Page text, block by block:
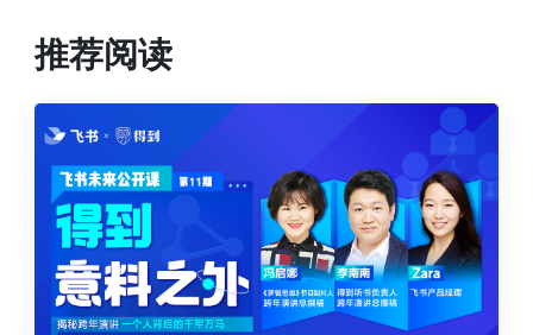
推荐阅读